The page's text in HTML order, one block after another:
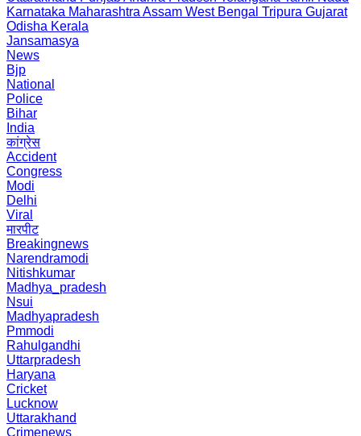
Karnataka Maharashtra Assam West Bengal Tripura Gujarat
Odisha Kerala
Jansamasya
News
Bjp
National
Police
Bihar
India
कांग्रेस
Accident
Congress
Modi
Delhi
Viral
मारपीट
Breakingnews
Narendramodi
Nitishkumar
Madhya_pradesh
Nsui
Madhyapradesh
Pmmodi
Rahulgandhi
Uttarpradesh
Haryana
Cricket
Lucknow
Uttarakhand
Crimenews